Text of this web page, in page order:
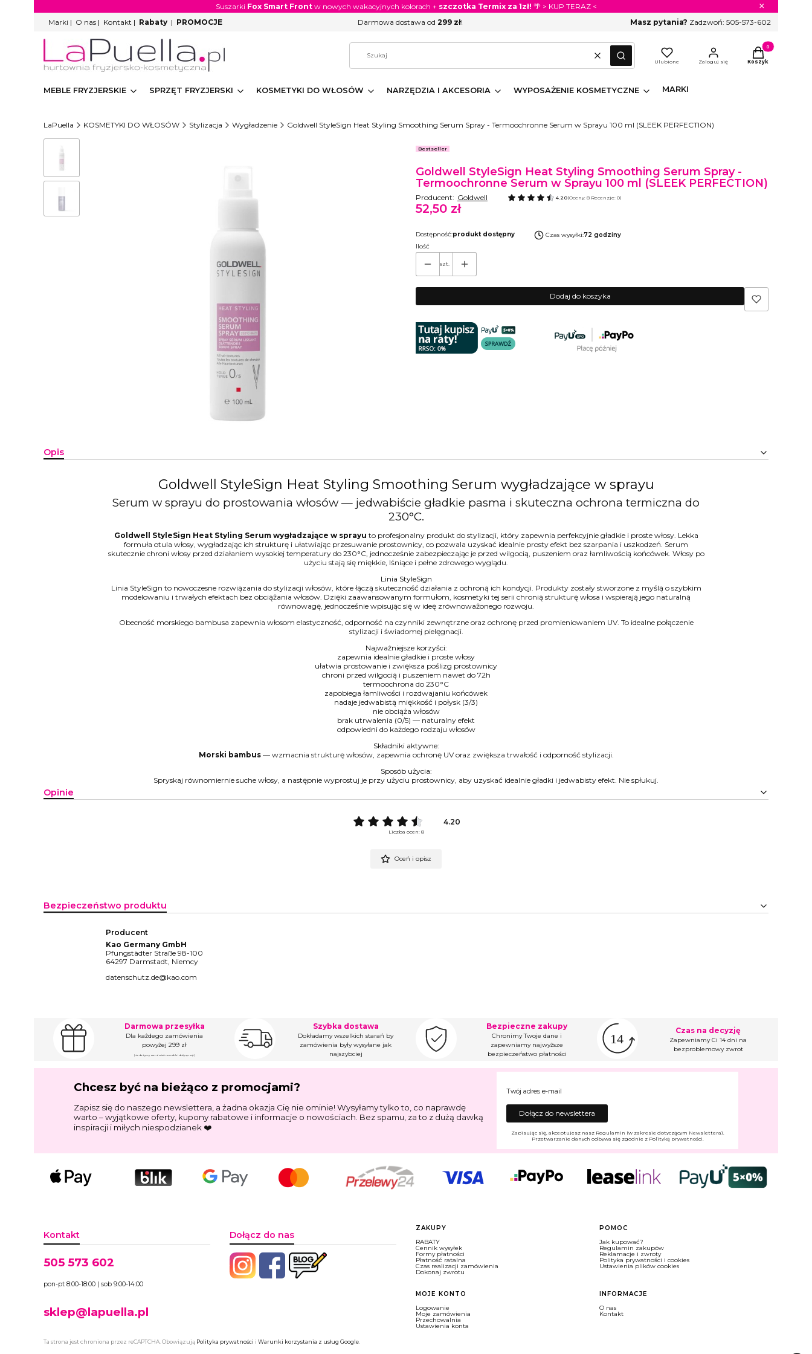
Suszarki Fox Smart Frontw nowych wakacyjnych kolorach + szczotka Termix za 1zł! 🌴 > KUP TERAZ < ×
Marki | O nas | Kontakt | Rabaty | PROMOCJE Darmowa dostawa od 299 zł! Masz pytania? Zadzwoń: 505-573-602
WyczyśćSzukaj
Ulubione Zaloguj się
Produkty w
Koszyk
MEBLE FRYZJERSKIE SPRZĘT FRYZJERSKI KOSMETYKI DO WŁOSÓW NARZĘDZIA I AKCESORIA WYPOSAŻENIE KOSMETYCZNE MARKI
LaPuella KOSMETYKI DO WŁOSÓW Stylizacja Wygładzenie Goldwell StyleSign Heat Styling Smoothing Serum Spray - Termoochronne Serum w Sprayu 100 ml (SLEEK PERFECTION)
Etykiety
Bestseller
Goldwell StyleSign Heat Styling Smoothing Serum Spray -
Termoochronne Serum w Sprayu 100 ml (SLEEK PERFECTION)
Producent: Goldwell 4.20(Oceny: 8 Recenzje: 0)
Cena
52,50 zł
Dostępność:produkt dostępny Czas wysyłki:72 godziny
Ilość
szt.
Dodaj do koszyka
Opis
Goldwell StyleSign Heat Styling Smoothing Serum wygładzające w sprayu
Serum w sprayu do prostowania włosów — jedwabiście gładkie pasma i skuteczna ochrona termiczna do
230°C.
Goldwell StyleSign Heat Styling Serum wygładzające w sprayu to profesjonalny produkt do stylizacji, który zapewnia perfekcyjnie gładkie i proste włosy. Lekka
formuła otula włosy, wygładzając ich strukturę i ułatwiając przesuwanie prostownicy, co pozwala uzyskać idealnie prosty efekt bez szarpania i uszkodzeń. Serum
skutecznie chroni włosy przed działaniem wysokiej temperatury do 230°C, jednocześnie zabezpieczając je przed wilgocią, puszeniem oraz łamliwością końcówek. Włosy po
użyciu stają się miękkie, lśniące i pełne zdrowego wyglądu.
Linia StyleSign
Linia StyleSign to nowoczesne rozwiązania do stylizacji włosów, które łączą skuteczność działania z ochroną ich kondycji. Produkty zostały stworzone z myślą o szybkim
modelowaniu i trwałych efektach bez obciążania włosów. Dzięki zaawansowanym formułom, kosmetyki tej serii chronią strukturę włosa i wspierają jego naturalną
równowagę, jednocześnie wpisując się w ideę zrównoważonego rozwoju.
Obecność morskiego bambusa zapewnia włosom elastyczność, odporność na czynniki zewnętrzne oraz ochronę przed promieniowaniem UV. To idealne połączenie
stylizacji i świadomej pielęgnacji.
Najważniejsze korzyści:
zapewnia idealnie gładkie i proste włosy
ułatwia prostowanie i zwiększa poślizg prostownicy
chroni przed wilgocią i puszeniem nawet do 72h
termoochrona do 230°C
zapobiega łamliwości i rozdwajaniu końcówek
nadaje jedwabistą miękkość i połysk (3/3)
nie obciąża włosów
brak utrwalenia (0/5) — naturalny efekt
odpowiedni do każdego rodzaju włosów
Składniki aktywne:
Morski bambus— wzmacnia strukturę włosów, zapewnia ochronę UV oraz zwiększa trwałość i odporność stylizacji.
Sposób użycia:
Spryskaj równomiernie suche włosy, a następnie wyprostuj je przy użyciu prostownicy, aby uzyskać idealnie gładki i jedwabisty efekt. Nie spłukuj.
Opinie
4.20
Liczba ocen: 8
Oceń i opisz
Bezpieczeństwo produktu
Producent
Kao Germany GmbH
Pfungstädter Straße 98-100
64297 Darmstadt, Niemcy
datenschutz.de@kao.com
Darmowa przesyłka
Dla każdego zamówienia
powyżej 299 zł
(nie dotyczy zamówień na meble i duży sprzęt)
Szybka dostawa
Dokładamy wszelkich starań by
zamówienia były wysyłane jak
najszybciej
Bezpieczne zakupy
Chronimy Twoje dane i
zapewniamy najwyższe
bezpieczeństwo płatności
Czas na decyzję
Zapewniamy Ci 14 dni na
bezproblemowy zwrot
Chcesz być na bieżąco z promocjami?
Zapisz się do naszego newslettera, a żadna okazja Cię nie ominie! Wysyłamy tylko to, co naprawdę
warto – wyjątkowe oferty, kupony rabatowe i informacje o nowościach. Bez spamu, za to z dużą dawką
inspiracji i miłych niespodzianek ❤️
Twój adres e-mail
Dołącz do newslettera
Zapisując się, akceptujesz nasz Regulamin (w zakresie dotyczącym Newslettera).
Przetwarzanie danych odbywa się zgodnie z Polityką prywatności.
Kontakt
505 573 602
pon-pt 8:00-18:00 | sob 9:00-14:00
sklep@lapuella.pl
Dołącz do nas Linki w stopce
ZAKUPY
RABATY
Cennik wysyłek
Formy płatności
Płatność ratalna
Czas realizacji zamówienia
Dokonaj zwrotu
POMOC
Jak kupować?
Regulamin zakupów
Reklamacje i zwroty
Polityka prywatności i cookies
Ustawienia plików cookies
MOJE KONTO
Logowanie
Moje zamówienia
Przechowalnia
Ustawienia konta
INFORMACJE
O nas
Kontakt
Ta strona jest chroniona przez reCAPTCHA. Obowiązują Polityka prywatności i Warunki korzystania z usług Google